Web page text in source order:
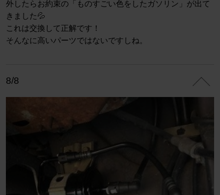
外したらお約束の「ものすごい色をしたガソリン」が出て
きました💦
これは交換して正解です！
そんなに高いパーツではないですしね。
8/8